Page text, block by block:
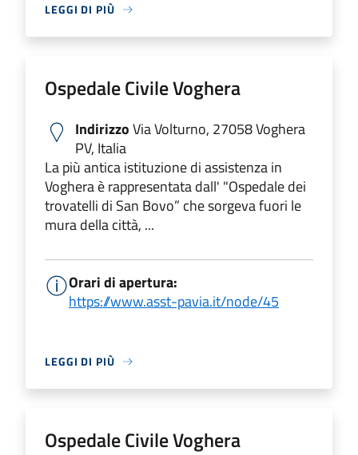
LEGGI DI PIÙ
Ospedale Civile Voghera
IndirizzoVia Volturno, 27058 Voghera
PV, Italia
La più antica istituzione di assistenza in
Voghera è rappresentata dall' "Ospedale dei
trovatelli di San Bovo” che sorgeva fuori le
mura della città, ...
Orari di apertura:
https://www.asst-pavia.it/node/45
LEGGI DI PIÙ
Ospedale Civile Voghera